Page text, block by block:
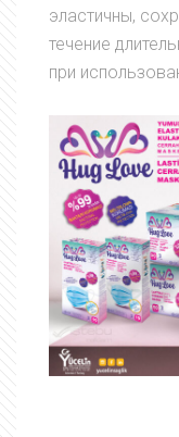
эластичны,
течение
при